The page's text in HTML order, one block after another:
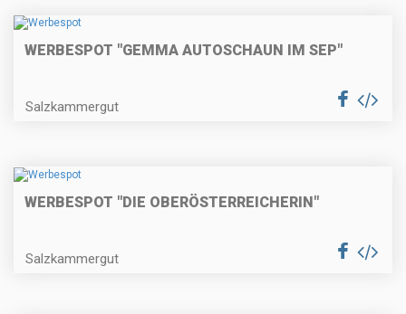
WERBESPOT "GEMMA AUTOSCHAUN IM SEP"
Salzkammergut
WERBESPOT "DIE OBERÖSTERREICHERIN"
Salzkammergut